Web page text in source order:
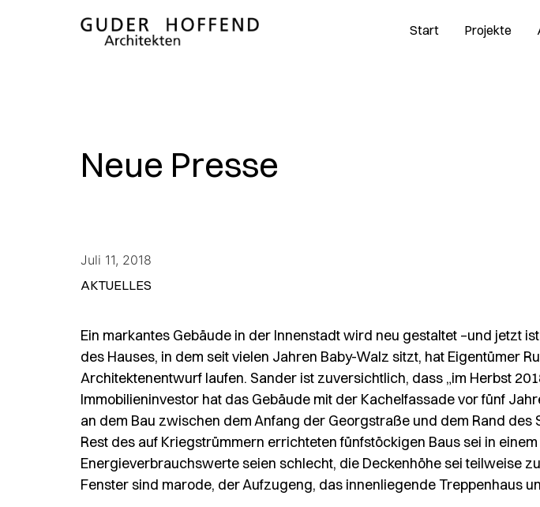
Start Projekte
Neue Presse
Juli 11, 2018
AKTUELLES
Ein markantes Gebäude in der Innenstadt wird neu gestaltet –und jetzt
des Hauses, in dem seit vielen Jahren Baby-Walz sitzt, hat Eigentümer
Architektenentwurf laufen. Sander ist zuversichtlich, dass „im Herbst
Immobilieninvestor hat das Gebäude mit der Kachelfassade vor fünf
an dem Bau zwischen dem Anfang der Georgstraße und dem Rand
Rest des auf Kriegstrümmern errichteten fünfstöckigen Baus sei in
Energieverbrauchswerte seien schlecht, die Deckenhöhe sei teilweise
Fenster sind marode, der Aufzugeng, das innenliegende Treppenhaus